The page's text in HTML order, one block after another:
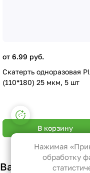
от 6.99 руб.
Скатерть одноразовая
(110*180) 25 мкм, 5 шт
В корзину
Вам также может
Настройки
Эти файлы
могут быть
Нажимая
обработку